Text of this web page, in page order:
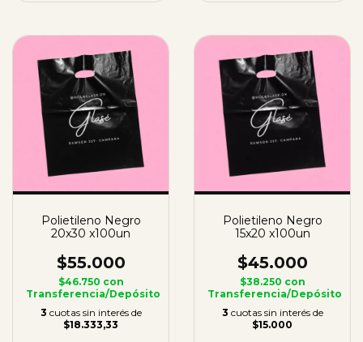
Polietileno Negro
20x30 x100un
$55.000
$46.750 con
Transferencia/Depósito
3 cuotas sin interés de
$18.333,33
Polietileno Negro
15x20 x100un
$45.000
$38.250 con
Transferencia/Depósito
3 cuotas sin interés de
$15.000